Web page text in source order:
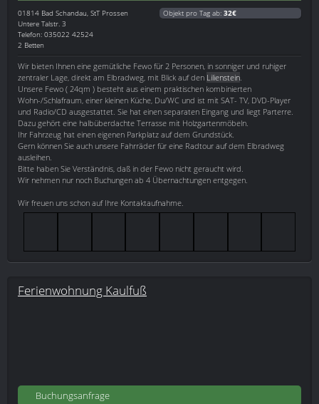
01814 Bad Schandau, StT Prossen
Untere Talstr. 3
Telefon: 035022 42524
2 Betten
Objekt pro Tag ab: 32€
Wir bieten Ihnen eine gemütliche Fewo für 2 Personen, in sonniger und ruhiger
zentraler Lage, direkt am Elbradweg, mit Blick auf den Lilienstein
Unsere Fewo ( 24qm ) besteht aus einem praktischen kombinierten
Wohn-/Schlafraum, einer kleinen Küche, Du/WC und ist mit SAT- TV, DVD-Player
und Radio/CD ausgestattet. Sie hat einen separaten Eingang und liegt Parterre.
Dazu gehört eine halbüberdachte Terrasse mit Holzgartenmöbeln.
Ihr Fahrzeug hat einen eigenen Parkplatz auf dem Grundstück.
Gern können Sie auch unsere Fahrräder für eine Radtour auf dem Elbradweg
ausleihen.
Bitte haben Sie Verständnis, daß in der Fewo nicht geraucht wird.
Wir nehmen nur noch Buchungen ab 4 Übernachtungen entgegen.
Wir freuen uns schon auf Ihre Kontaktaufnahme.
Ferienwohnung Kaulfuß
Buchungsanfrage